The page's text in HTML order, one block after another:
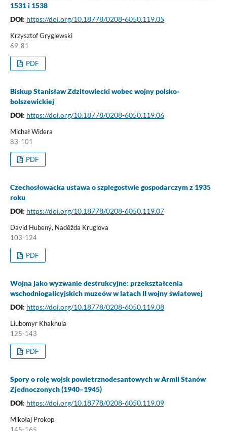
1531 i 1538
DOI: https://doi.org/10.18778/0208-6050.119.05
Krzysztof Gryglewski
69-81
PDF
Biskup Stanisław Zdzitowiecki wobec wojny polsko-
bolszewickiej
DOI: https://doi.org/10.18778/0208-6050.119.06
Michał Widera
83-101
PDF
Czechosłowacka ustawa o szpiegostwie gospodarczym z 1935
roku
DOI: https://doi.org/10.18778/0208-6050.119.07
David Hubený, Naděžda Kruglova
103-124
PDF
Wojna jako wyzwanie destrukcyjne: przekształcenia
wschodniogalicyjskich muzeów w latach II wojny światowej
DOI: https://doi.org/10.18778/0208-6050.119.08
Liubomyr Khakhula
125-143
PDF
Spory o rolę wojsk powietrznodesantowych w Armii Stanów
Zjednoczonych (1940–1945)
DOI: https://doi.org/10.18778/0208-6050.119.09
Mikołaj Prokop
145-165